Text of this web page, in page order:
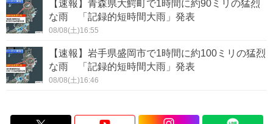
【速報】青森県大鰐町で1時間に約90ミリの猛烈
な雨 「記録的短時間大雨」発表
08/08(土)16:55
【速報】岩手県盛岡市で1時間に約100ミリの猛烈
な雨 「記録的短時間大雨」発表
08/08(土)16:46